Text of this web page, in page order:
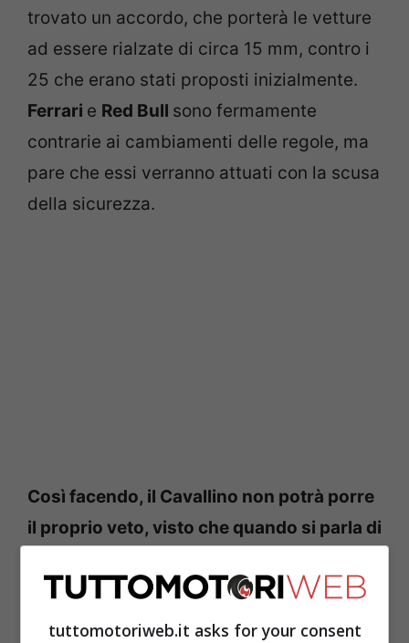
trovato un accordo, che porterà le vetture
ad essere rialzate di circa 15 mm, contro i
25 che erano stati proposti inizialmente.
Ferrari e Red Bull sono fermamente
contrarie ai cambiamenti delle regole, ma
pare che essi verranno attuati con la scusa
della sicurezza.
Così facendo, il Cavallino non potrà porre
il proprio veto, visto che quando si parla di
votazione
. In F1, per cambiare una regola,
occorre che si raggiunga l’unanimità dei
tuttomotoriweb.it asks for your consent